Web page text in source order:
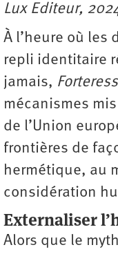
Lux Editeur,
À l’heure où les
repli identitaire
jamais,
mécanismes
de l’Union
frontières de
hermétique, au
considération
Externaliser
Alors que le